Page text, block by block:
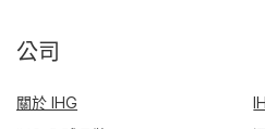
公司
關於 IHG